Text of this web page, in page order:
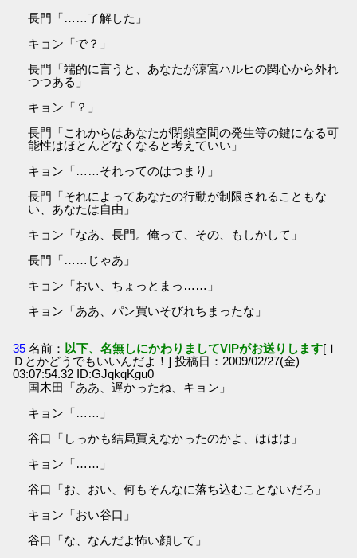
長門「……了解した」
キョン「で？」
長門「端的に言うと、あなたが涼宮ハルヒの関心から外れ
つつある」
キョン「？」
長門「これからはあなたが閉鎖空間の発生等の鍵になる可
能性はほとんどなくなると考えていい」
キョン「……それってのはつまり」
長門「それによってあなたの行動が制限されることもな
い、あなたは自由」
キョン「なあ、長門。俺って、その、もしかして」
長門「……じゃあ」
キョン「おい、ちょっとまっ……」
キョン「ああ、パン買いそびれちまったな」
35 名前： 以下、名無しにかわりましてVIPがお送りします[Ｉ
Ｄとかどうでもいいんだよ！] 投稿日：2009/02/27(金)
03:07:54.32 ID:GJqkqKgu0
国木田「ああ、遅かったね、キョン」
キョン「……」
谷口「しっかも結局買えなかったのかよ、ははは」
キョン「……」
谷口「お、おい、何もそんなに落ち込むことないだろ」
キョン「おい谷口」
谷口「な、なんだよ怖い顔して」